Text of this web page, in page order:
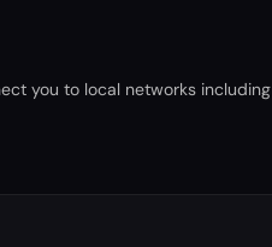
you to local networks including